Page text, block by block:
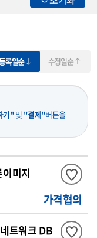
록일순 수정일순
기"및 "결제"버튼을
미지
가격협의
트워크 DB